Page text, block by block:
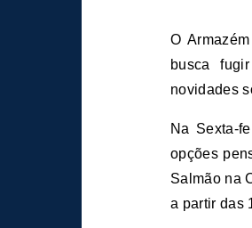
O Armazém Notini está com uma programação especial para a Páscoa. Para quem
busca
novidades
Na Sexta-
opções
Salmão na
a partir das